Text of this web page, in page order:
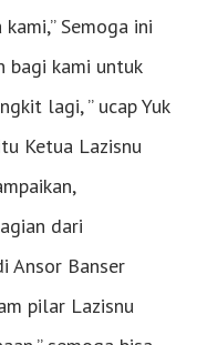
Semoga ini
bagi kami untuk
lagi, ” ucap Yuk
Ketua Lazisnu
dari
Ansor Banser
pilar Lazisnu